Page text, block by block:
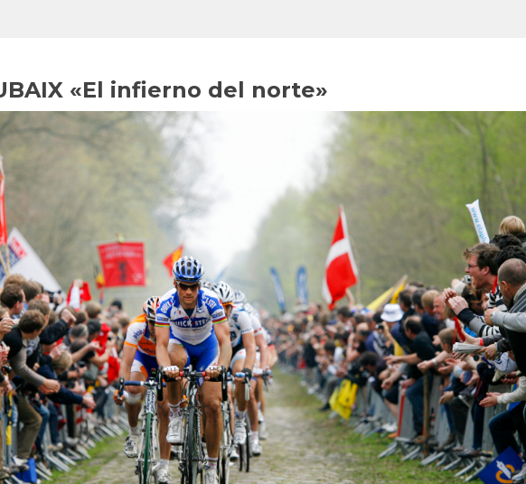
«El infierno del norte»